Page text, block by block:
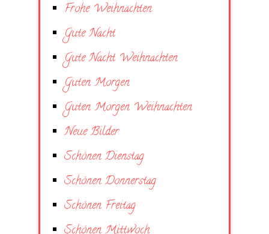
Frohe Weihnachten
Gute Nacht
Gute Nacht Weihnachten
Guten Morgen
Guten Morgen Weihnachten
Neue Bilder
Schönen Dienstag
Schönen Donnerstag
Schönen Freitag